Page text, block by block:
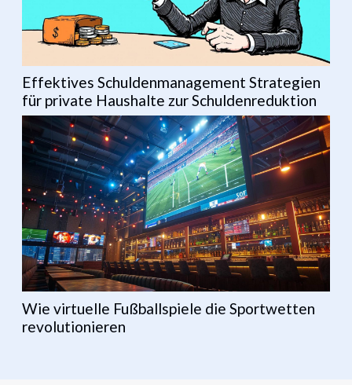
Effektives Schuldenmanagement Strategien
für private Haushalte zur Schuldenreduktion
Wie virtuelle Fußballspiele die Sportwetten
revolutionieren